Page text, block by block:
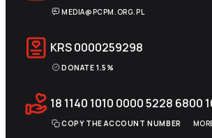
MEDIA@PCPM.ORG.PL
KRS0000259298
DONATE 1.5%
18 1140 1010 0000 5228 6800
COPY THE ACCOUNT NUMBER